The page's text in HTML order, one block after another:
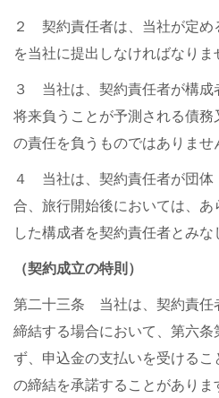
２ 契約責任者は、当社が定め
を当社に提出しなければなりま
３ 当社は、契約責任者が構成
将来負うことが予測される債
の責任を負うものではありませ
４ 当社は、契約責任者が団体
合、旅行開始後においては、
した構成者を契約責任者とみな
（契約成立の特則）
第二十三条 当社は、契約責任
締結する場合において、第六条
ず、申込金の支払いを受ける
の締結を承諾することがありま